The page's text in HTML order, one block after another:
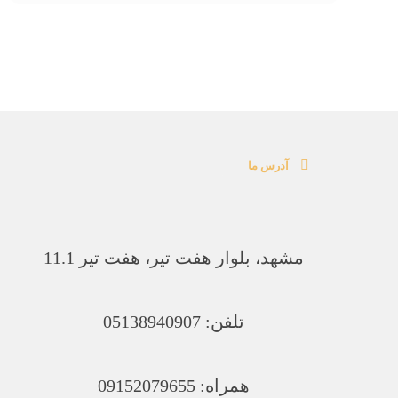
آدرس ما
مشهد، بلوار هفت تیر، هفت تیر 11.1
تلفن: 05138940907
همراه: 09152079655